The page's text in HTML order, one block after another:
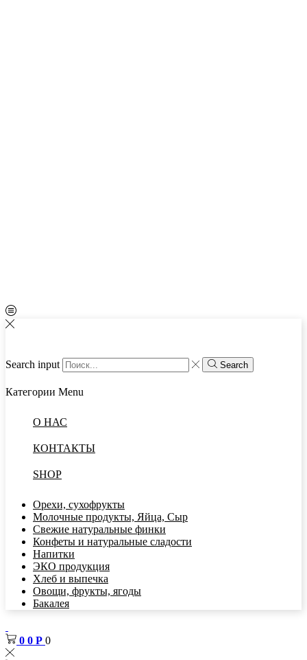
Search input Search
Категории Menu
О НАС
КОНТАКТЫ
SHOP
Орехи, сухофрукты
Молочные продукты, Яйца, Сыр
Свежие натуральные финки
Конфеты и натуральные сладости
Напитки
ЭКО продукция
Хлеб и выпечка
Овощи, фрукты, ягоды
Бакалея
0 0 Р 0